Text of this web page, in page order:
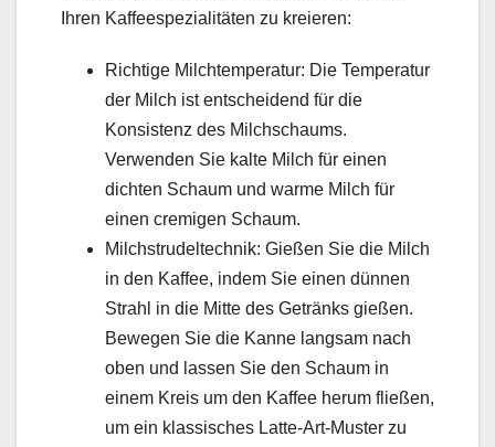
Ihren Kaffeespezialitäten zu kreieren:
Richtige Milchtemperatur: Die Temperatur
der Milch ist entscheidend für die
Konsistenz des Milchschaums.
Verwenden Sie kalte Milch für einen
dichten Schaum und warme Milch für
einen cremigen Schaum.
Milchstrudeltechnik: Gießen Sie die Milch
in den Kaffee, indem Sie einen dünnen
Strahl in die Mitte des Getränks gießen.
Bewegen Sie die Kanne langsam nach
oben und lassen Sie den Schaum in
einem Kreis um den Kaffee herum fließen,
um ein klassisches Latte-Art-Muster zu